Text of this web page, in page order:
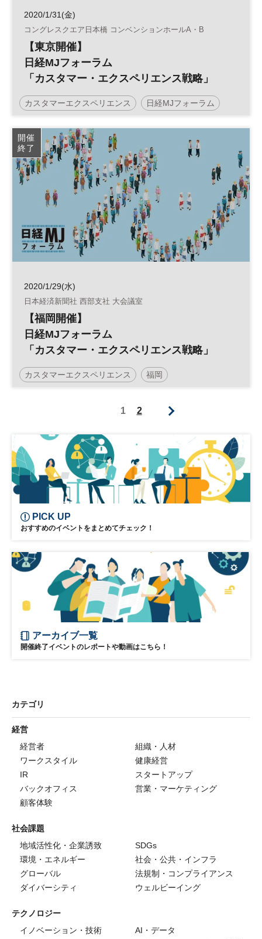
2020/1/31(金)
コングレスクエア日本橋 コンベンションホールA・B
【東京開催】
日経MJフォーラム
「カスタマー・エクスペリエンス戦略」
カスタマーエクスペリエンス 日経MJフォーラム
顧客体験 CX
参加無料
開催
終了
2020/1/29(水)
日本経済新聞社 西部支社 大会議室
【福岡開催】
日経MJフォーラム
「カスタマー・エクスペリエンス戦略」
カスタマーエクスペリエンス 福岡
1 2
PICK UP
おすすめのイベントをまとめてチェック！
アーカイブ一覧
開催終了イベントのレポートや動画はこちら！
カテゴリ
経営
経営者
組織・人材
ワークスタイル
健康経営
IR
スタートアップ
バックオフィス
営業・マーケティング
顧客体験
社会課題
地域活性化・企業誘致
SDGs
環境・エネルギー
社会・公共・インフラ
グローバル
法規制・コンプライアンス
ダイバーシティ
ウェルビーイング
テクノロジー
イノベーション・技術
AI・データ